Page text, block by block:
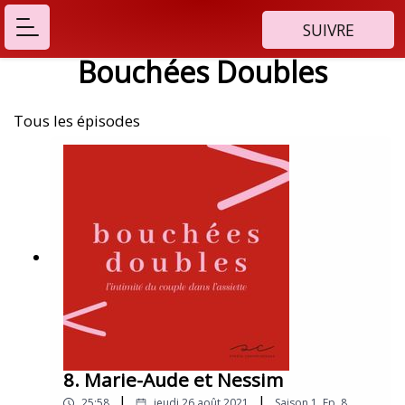
SUIVRE
Bouchées Doubles
Tous les épisodes
8. Marie-Aude et Nessim